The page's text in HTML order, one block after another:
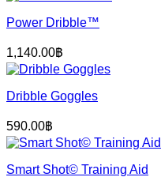
Power Dribble™
1,140.00฿
Dribble Goggles
590.00฿
Smart Shot© Training Aid